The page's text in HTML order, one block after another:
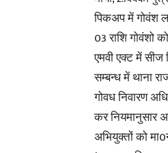
पिकअप में गोवंश
03 राशि गोवंशो
एमवी एक्ट में सीज
सम्बन्ध में थाना
गोवध निवारण
कर नियमानुसार
अभियुक्तों को